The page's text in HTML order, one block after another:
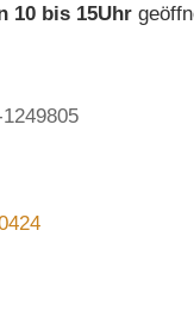
10 bis 15Uhr